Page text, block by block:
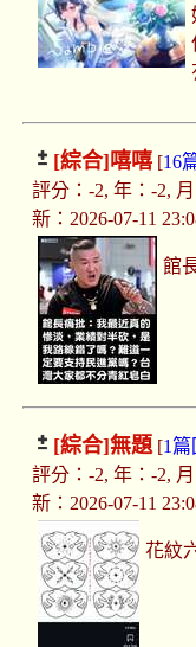
[綜合]嘻嘻[16
評分：-2, 年：-2,
新：2026-07-11
館
[綜合]無題[1篇
評分：-2, 年：-2,
新：2026-07-11
花紋